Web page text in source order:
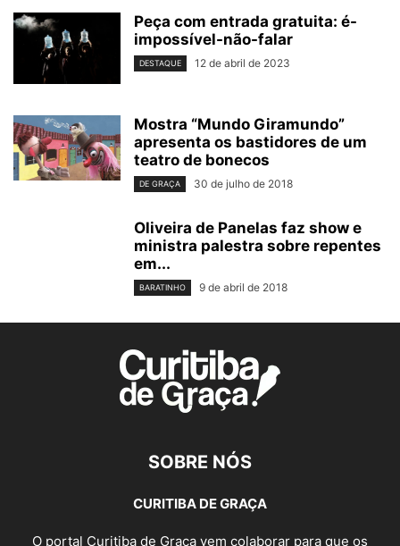
Peça com entrada gratuita: é-
impossível-não-falar
DESTAQUE 12 de abril de 2023
Mostra “Mundo Giramundo”
apresenta os bastidores de um
teatro de bonecos
DE GRAÇA 30 de julho de 2018
Oliveira de Panelas faz show e
ministra palestra sobre repentes
em...
BARATINHO 9 de abril de 2018
SOBRE NÓS
CURITIBA DE GRAÇA
O portal Curitiba de Graça vem colaborar para que os